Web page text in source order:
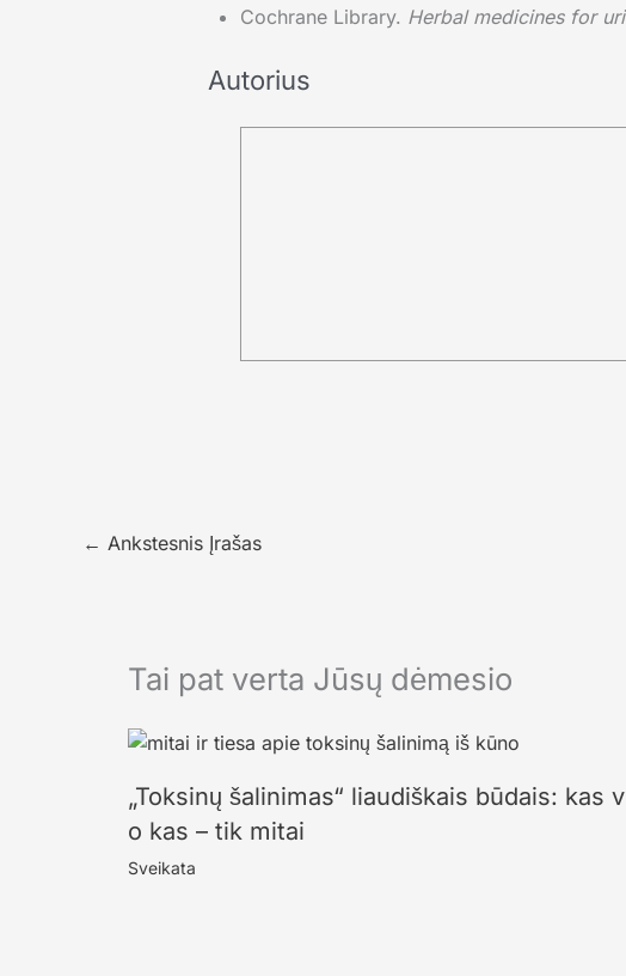
Cochrane Library. Herbal medicines for
Autorius
← Ankstesnis Įrašas
Tai pat verta Jūsų dėmesio
„Toksinų šalinimas“ liaudiškais būdais: kas
o kas – tik mitai
Sveikata